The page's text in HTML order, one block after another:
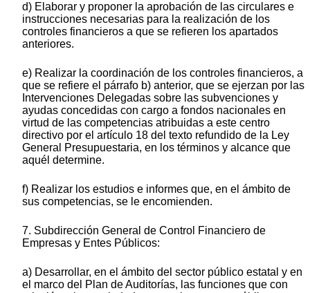
d) Elaborar y proponer la aprobación de las circulares e
instrucciones necesarias para la realización de los
controles financieros a que se refieren los apartados
anteriores.
e) Realizar la coordinación de los controles financieros, a
que se refiere el párrafo b) anterior, que se ejerzan por las
Intervenciones Delegadas sobre las subvenciones y
ayudas concedidas con cargo a fondos nacionales en
virtud de las competencias atribuidas a este centro
directivo por el artículo 18 del texto refundido de la Ley
General Presupuestaria, en los términos y alcance que
aquél determine.
f) Realizar los estudios e informes que, en el ámbito de
sus competencias, se le encomienden.
7. Subdirección General de Control Financiero de
Empresas y Entes Públicos:
a) Desarrollar, en el ámbito del sector público estatal y en
el marco del Plan de Auditorías, las funciones que con